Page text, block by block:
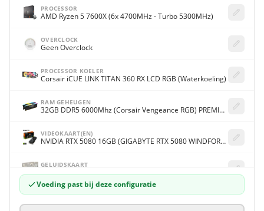
PROCESSOR
AMD Ryzen 5 7600X (6x 4700MHz - Turbo 5300MHz)
OVERCLOCK
Geen Overclock
PROCESSOR KOELER
Corsair iCUE LINK TITAN 360 RX LCD RGB (Waterkoeling)
RAM GEHEUGEN
32GB DDR5 6000Mhz (Corsair Vengeance RGB) PREMIUM RGB
VIDEOKAART(EN)
NVIDIA RTX 5080 16GB (GIGABYTE RTX 5080 WINDFORCE OC 16G)
GELUIDSKAART
Onboard 7.1 Surround Sound
1E SOLID STATE DRIVE / HARDE SCHIJF
2000GB (2TB) M.2 Solid State Drive (Crucial E100 2TB)
Voeding past bij deze configuratie